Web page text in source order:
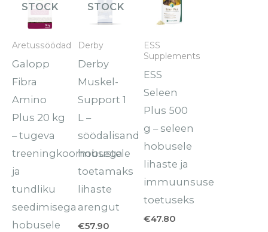
STOCK
Aretussöödad
Galopp
Fibra
Amino
Plus 20 kg
– tugeva
treeningkoormusega
ja
tundliku
seedimisega
hobusele
STOCK
Derby
Derby
Muskel-
Support 1
L –
söödalisand
hobustele
toetamaks
lihaste
arengut
€57.90
ESS
Supplements
ESS
Seleen
Plus 500
g – seleen
hobusele
lihaste ja
immuunsuse
toetuseks
€47.80